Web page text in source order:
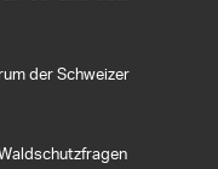
der Schweizer